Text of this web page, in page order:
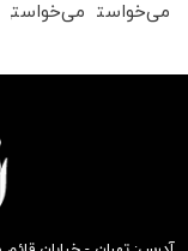
می‌خواستی می‌خواستی